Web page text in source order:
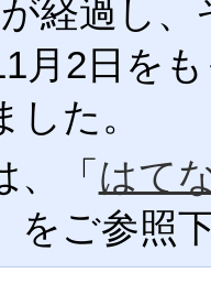
経過し
月2日を
た。
、「 はて
をご参照